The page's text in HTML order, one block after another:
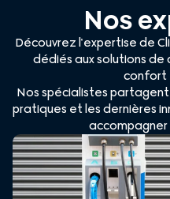
Nos
Découvrez l’expertise de
dédiés aux solutions
confort
Nos spécialistes
pratiques et les dernières
accompagner